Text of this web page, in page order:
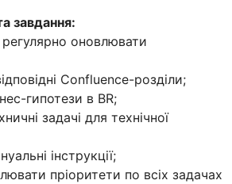
завдання:
оновлювати
Confluence-розділи;
гипотези в BR;
задачі для технічної
інструкції;
пріоритети по всіх задачах